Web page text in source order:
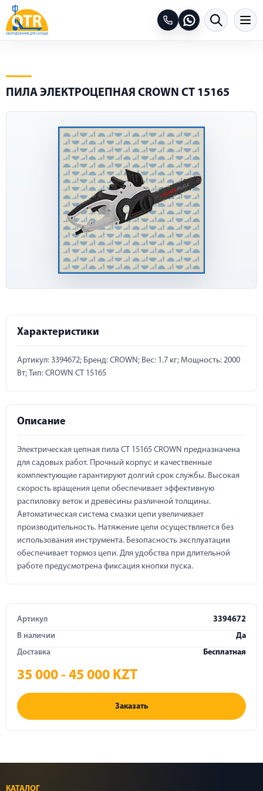
ПИЛА ЭЛЕКТРОЦЕПНАЯ CROWN CT 15165
Характеристики
Артикул: 3394672; Бренд: CROWN; Вес: 1.7 кг; Мощность: 2000
Вт; Тип: CROWN CT 15165
Описание
Электрическая цепная пила CT 15165 CROWN предназначена
для садовых работ. Прочный корпус и качественные
комплектующие гарантируют долгий срок службы. Высокая
скорость вращения цепи обеспечивает эффективную
распиловку веток и древесины различной толщины.
Автоматическая система смазки цепи увеличивает
производительность. Натяжение цепи осуществляется без
использования инструмента. Безопасность эксплуатации
обеспечивает тормоз цепи. Для удобства при длительной
работе предусмотрена фиксация кнопки пуска.
Артикул
3394672
В наличии
Да
Доставка
Бесплатная
35 000 - 45 000 KZT
Заказать
КАТАЛОГ